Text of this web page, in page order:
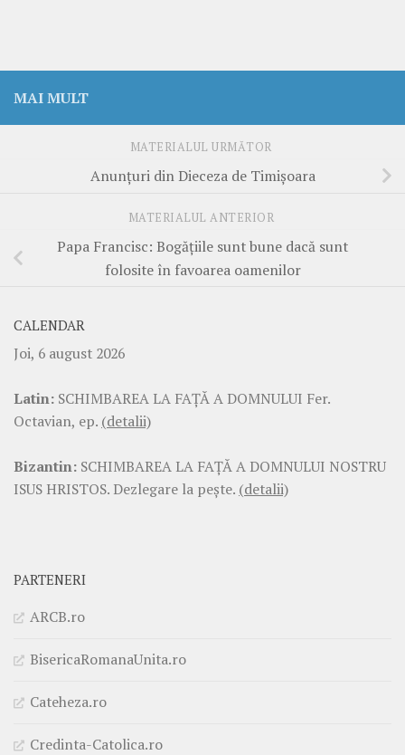
MAI MULT
MATERIALUL URMĂTOR
Anunţuri din Dieceza de Timişoara
MATERIALUL ANTERIOR
Papa Francisc: Bogăţiile sunt bune dacă sunt
folosite în favoarea oamenilor
CALENDAR
Joi, 6 august 2026
Latin: SCHIMBAREA LA FAŢĂ A DOMNULUI Fer.
Octavian, ep. (detalii)
Bizantin: SCHIMBAREA LA FAŢĂ A DOMNULUI NOSTRU
ISUS HRISTOS. Dezlegare la pește. (detalii)
PARTENERI
ARCB.ro
BisericaRomanaUnita.ro
Cateheza.ro
Credinta-Catolica.ro